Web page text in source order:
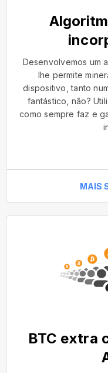
Desenvolvemos um
lhe permite
dispositivo, tanto
fantástico, não?
como sempre faz e
MAIS
BTC extra